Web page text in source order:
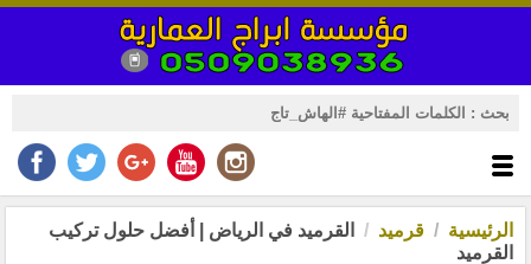
الرئيسية قرميد
القرميد في الرياض | أفضل حلول تركيب
القرميد